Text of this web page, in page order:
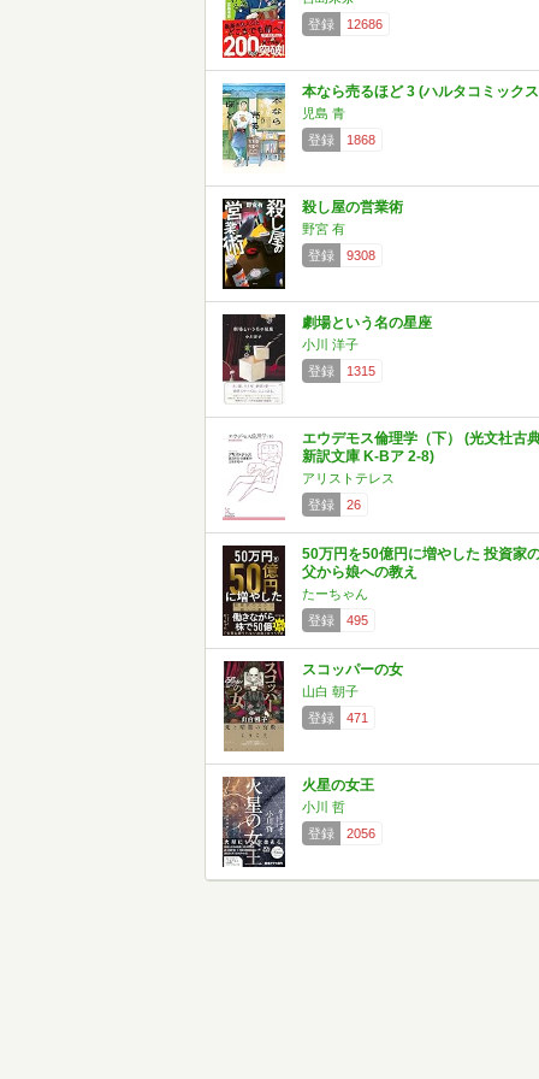
登録
12686
本なら売るほど 3 (ハルタコミック
児島 青
登録
1868
殺し屋の営業術
野宮 有
登録
9308
劇場という名の星座
小川 洋子
登録
1315
エウデモス倫理学（下） (光文社古
新訳文庫 K-Bア 2-8)
アリストテレス
登録
26
50万円を50億円に増やした 投資家
父から娘への教え
たーちゃん
登録
495
スコッパーの女
山白 朝子
登録
471
火星の女王
小川 哲
登録
2056